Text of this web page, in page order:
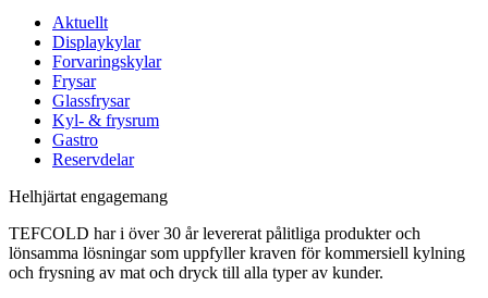
Aktuellt
Displaykylar
Forvaringskylar
Frysar
Glassfrysar
Kyl- & frysrum
Gastro
Reservdelar
Helhjärtat engagemang
TEFCOLD har i över 30 år levererat pålitliga produkter och
lönsamma lösningar som uppfyller kraven för kommersiell kylning
och frysning av mat och dryck till alla typer av kunder.